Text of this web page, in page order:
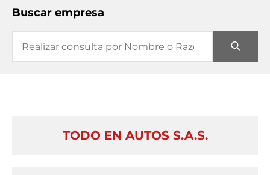
Buscar empresa
TODO EN AUTOS S.A.S.